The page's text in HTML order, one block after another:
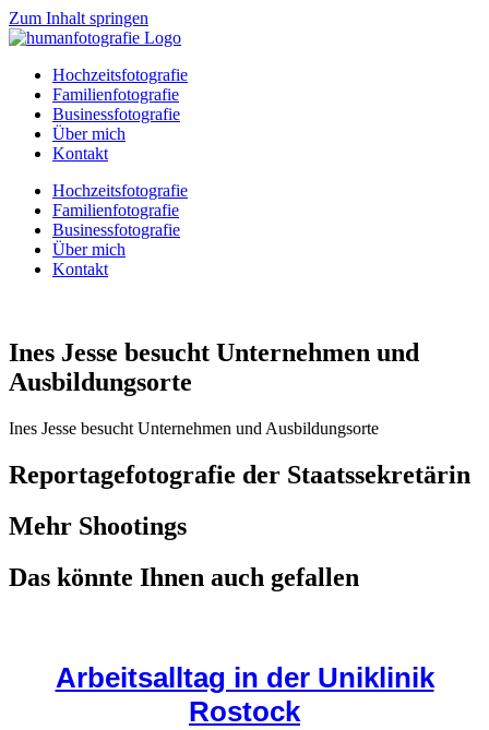
Zum Inhalt springen
Hochzeitsfotografie
Familienfotografie
Businessfotografie
Über mich
Kontakt
Hochzeitsfotografie
Familienfotografie
Businessfotografie
Über mich
Kontakt
Ines Jesse besucht Unternehmen und
Ausbildungsorte
Ines Jesse besucht Unternehmen und Ausbildungsorte
Reportagefotografie der Staatssekretärin
Mehr Shootings
Das könnte Ihnen auch gefallen
Arbeitsalltag in der Uniklinik
Rostock